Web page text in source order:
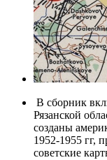
В сборник
Рязанской
созданы
1952-1955 гг,
советские